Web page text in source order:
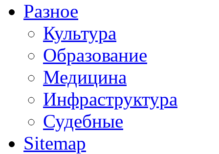
Разное
Культура
Образование
Медицина
Инфраструктура
Судебные
Sitemap